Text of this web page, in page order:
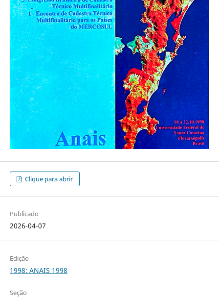
Clique para abrir
Publicado
2026-04-07
Edição
1998: ANAIS 1998
Seção